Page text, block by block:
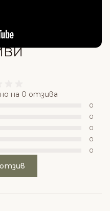
на 0 отзива
0
0
0
0
0